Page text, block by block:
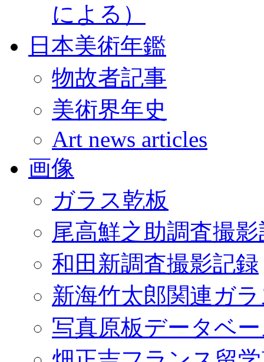
による）
日本美術年鑑
物故者記事
美術界年史
Art news articles
画像
ガラス乾板
尾高鮮之助調査撮
和田新調査撮影記録
新海竹太郎関連ガ
写真原板データベ